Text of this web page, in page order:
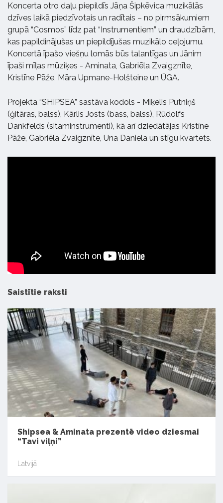
Koncerta otro daļu piepildīs Jāņa Šipkēvica muzikālās
dzīves laikā piedzīvotais un radītais – no pirmsākumiem
grupā “Cosmos” līdz pat “Instrumentiem” un draudzībām,
kas papildinājušas un piepildījušas muzikālo ceļojumu.
Koncertā īpašo viešņu lomās būs talantīgas un Jānim
īpaši mīļas mūziķes - Aminata, Gabriēla Zvaigznīte,
Kristīne Pāže, Māra Upmane-Holšteine un ŪGA.
Projekta “SHIPSEA” sastāva kodols - Miķelis Putniņš
(ģitāras, balss), Kārlis Josts (bass, balss), Rūdolfs
Dankfelds (sitaminstrumenti), kā arī dziedātājas Kristīne
Pāže, Gabriēla Zvaigznīte, Una Daniela un stīgu kvartets.
Saistītie raksti
Shipsea & Aminata prezentē video dziesmai
“Tavi viļņi”
Latvijā